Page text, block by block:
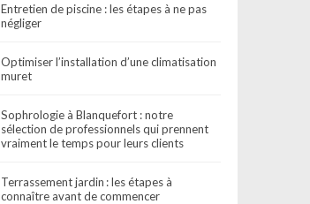
Entretien de piscine : les étapes à ne pas
négliger
Optimiser l’installation d’une climatisation
muret
Sophrologie à Blanquefort : notre
sélection de professionnels qui prennent
vraiment le temps pour leurs clients
Terrassement jardin : les étapes à
connaître avant de commencer